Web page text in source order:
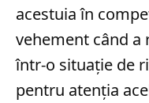
acestuia în
vehement când a
într-o situație de
pentru atenția